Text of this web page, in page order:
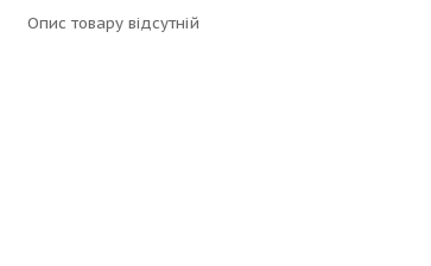
Опис товару відсутній